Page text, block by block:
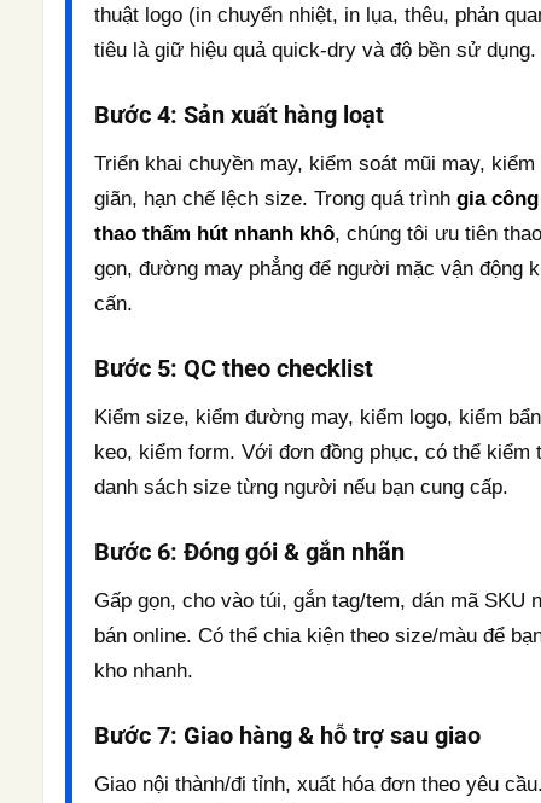
thuật logo (in chuyển nhiệt, in lụa, thêu, phản
tiêu là giữ hiệu quả quick-dry và độ bền sử dụng.
Bước 4: Sản xuất hàng loạt
Triển khai chuyền may, kiểm soát mũi may,
giãn, hạn chế lệch size. Trong quá trình gia
thao thấm hút nhanh khô, chúng tôi ưu tiên
gọn, đường may phẳng để người mặc vận động
cấn.
Bước 5: QC theo checklist
Kiểm size, kiểm đường may, kiểm logo, kiểm
keo, kiểm form. Với đơn đồng phục, có thể kiểm
danh sách size từng người nếu bạn cung cấp.
Bước 6: Đóng gói & gắn nhãn
Gấp gọn, cho vào túi, gắn tag/tem, dán mã SKU
bán online. Có thể chia kiện theo size/màu để
kho nhanh.
Bước 7: Giao hàng & hỗ trợ sau giao
Giao nội thành/đi tỉnh, xuất hóa đơn theo yêu